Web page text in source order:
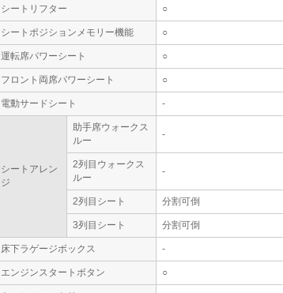
シートリフター ○
シートポジションメモリー機能 ○
運転席パワーシート ○
フロント両席パワーシート ○
電動サードシート -
シートアレン
ジ
助手席ウォークス
ルー
-
2列目ウォークス
ルー
-
2列目シート 分割可倒
3列目シート 分割可倒
床下ラゲージボックス -
エンジンスタートボタン ○